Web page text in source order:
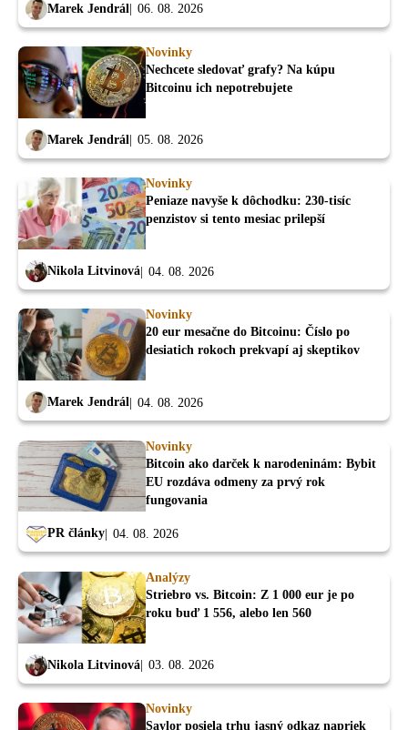
Marek Jendrál 06. 08. 2026
Novinky
Nechcete sledovať grafy? Na kúpu
Bitcoinu ich nepotrebujete
Marek Jendrál 05. 08. 2026
Novinky
Peniaze navyše k dôchodku: 230-tisíc
penzistov si tento mesiac prilepší
Nikola Litvinová 04. 08. 2026
Novinky
20 eur mesačne do Bitcoinu: Číslo po
desiatich rokoch prekvapí aj skeptikov
Marek Jendrál 04. 08. 2026
Novinky
Bitcoin ako darček k narodeninám: Bybit
EU rozdáva odmeny za prvý rok
fungovania
PR články 04. 08. 2026
Analýzy
Striebro vs. Bitcoin: Z 1 000 eur je po
roku buď 1 556, alebo len 560
Nikola Litvinová 03. 08. 2026
Novinky
Saylor posiela trhu jasný odkaz napriek